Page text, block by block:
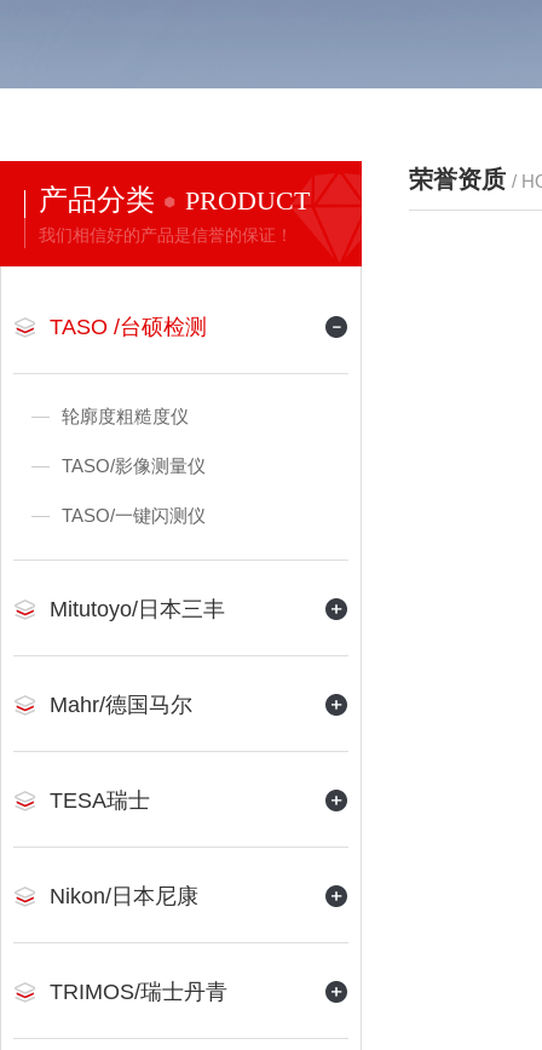
产品分类 PRODUCT
我们相信好的产品是信誉的保证！
TASO /台硕检测
轮廓度粗糙度仪
TASO/影像测量仪
TASO/一键闪测仪
Mitutoyo/日本三丰
Mahr/德国马尔
TESA瑞士
Nikon/日本尼康
TRIMOS/瑞士丹青
荣誉资质 /